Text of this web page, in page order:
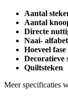
Aantal
Aantal
Directe
Naai-
Hoeveel
Decoratieve
Quiltsteken
Meer specificaties